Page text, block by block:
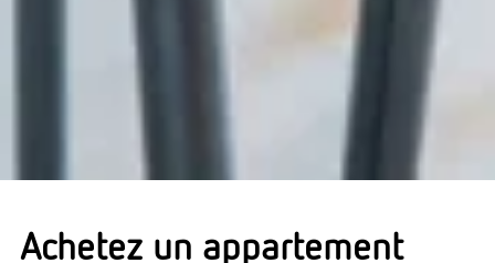
Achetez un appartement